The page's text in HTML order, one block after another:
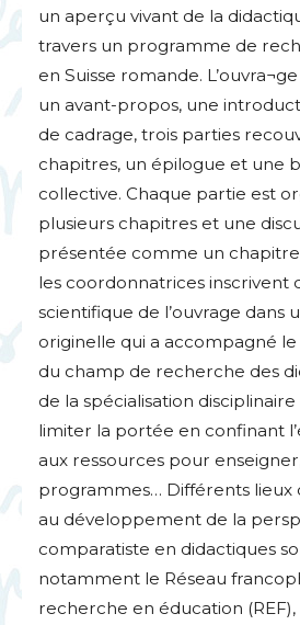
un aperçu vivant de la
travers un programme de
en Suisse romande.
un avant-propos, une
de cadrage, trois parties
chapitres, un épilogue et une
collective. Chaque partie est
plusieurs chapitres et une
présentée comme un
les coordonnatrices inscrivent
scientifique de l’ouvrage dans
originelle qui a accompagné
du champ de recherche des
de la spécialisation disciplinaire
limiter la portée en confinant
aux ressources pour
programmes… Différents lieux
au développement de la
comparatiste en didactiques
notamment le Réseau
recherche en éducation (REF